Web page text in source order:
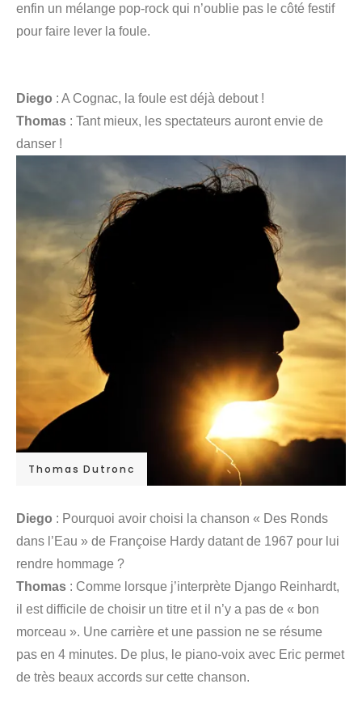
enfin un mélange pop-rock qui n’oublie pas le côté festif
pour faire lever la foule.
Diego : A Cognac, la foule est déjà debout !
Thomas : Tant mieux, les spectateurs auront envie de
danser !
Thomas Dutronc
Diego : Pourquoi avoir choisi la chanson « Des Ronds
dans l’Eau » de Françoise Hardy datant de 1967 pour lui
rendre hommage ?
Thomas : Comme lorsque j’interprète Django Reinhardt,
il est difficile de choisir un titre et il n’y a pas de « bon
morceau ». Une carrière et une passion ne se résume
pas en 4 minutes. De plus, le piano-voix avec Eric permet
de très beaux accords sur cette chanson.